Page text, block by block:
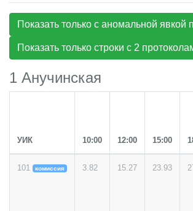
Показать только с аномальной явкой
Показать только строки с 2
1 Анучинская
УИК 10:00 12:00 15:00
101 комиссия 3.82 15.27 23.93